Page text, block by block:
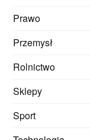
Prawo
Przemysł
Rolnictwo
Sklepy
Sport